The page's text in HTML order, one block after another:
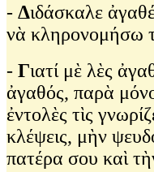
- Διδάσκαλε
νὰ κληρονομήσω
- Γιατί μὲ λὲς
ἀγαθός, παρὰ
ἐντολὲς τὶς
κλέψεις, μὴν
πατέρα σου καὶ